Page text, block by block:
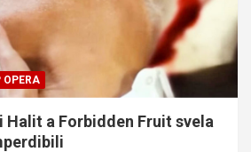
Halit a Forbidden Fruit svela